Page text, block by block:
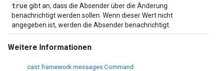
true gibt an, dass die Absender über die Änderung
benachrichtigt werden sollen. Wenn dieser Wert nicht
angegeben ist, werden die Absender benachrichtigt.
Weitere Informationen
cast.framework.messages.Command